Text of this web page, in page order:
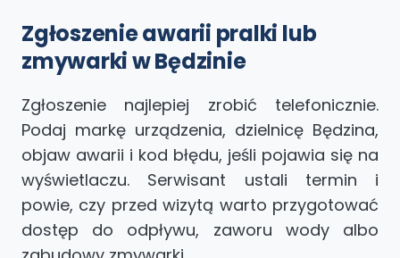
Zgłoszenie awarii pralki lub
zmywarki w Będzinie
Zgłoszenie najlepiej zrobić telefonicznie.
Podaj markę urządzenia, dzielnicę Będzina,
objaw awarii i kod błędu, jeśli pojawia się na
wyświetlaczu. Serwisant ustali termin i
powie, czy przed wizytą warto przygotować
dostęp do odpływu, zaworu wody albo